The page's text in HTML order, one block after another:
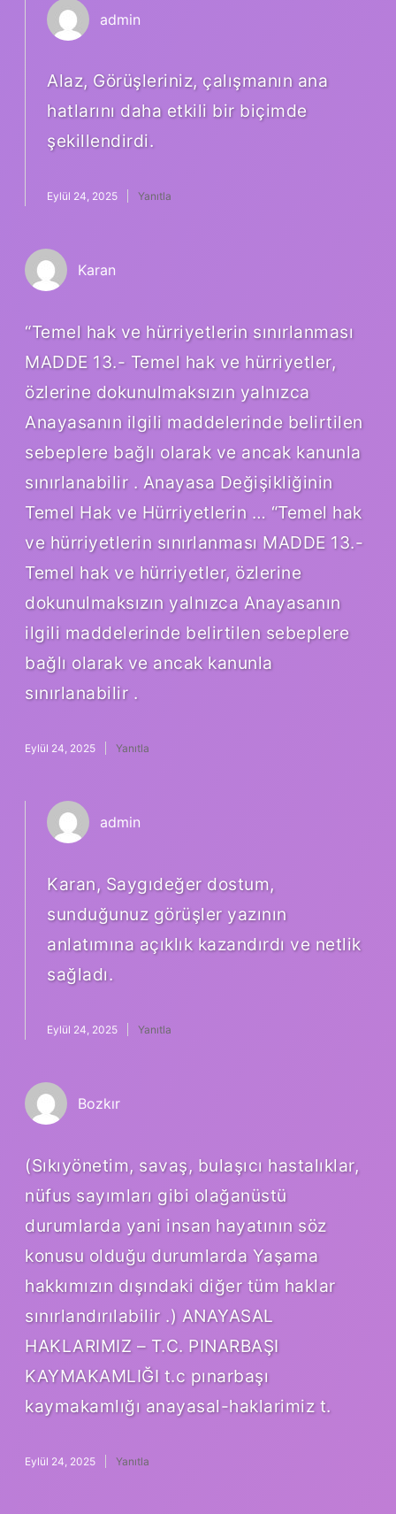
admin
Alaz, Görüşleriniz, çalışmanın ana
hatlarını daha etkili bir biçimde
şekillendirdi.
Eylül 24, 2025 Yanıtla
Karan
“Temel hak ve hürriyetlerin sınırlanması
MADDE 13.- Temel hak ve hürriyetler,
özlerine dokunulmaksızın yalnızca
Anayasanın ilgili maddelerinde belirtilen
sebeplere bağlı olarak ve ancak kanunla
sınırlanabilir . Anayasa Değişikliğinin
Temel Hak ve Hürriyetlerin … “Temel hak
ve hürriyetlerin sınırlanması MADDE 13.-
Temel hak ve hürriyetler, özlerine
dokunulmaksızın yalnızca Anayasanın
ilgili maddelerinde belirtilen sebeplere
bağlı olarak ve ancak kanunla
sınırlanabilir .
Eylül 24, 2025 Yanıtla
admin
Karan, Saygıdeğer dostum,
sunduğunuz görüşler yazının
anlatımına açıklık kazandırdı ve netlik
sağladı.
Eylül 24, 2025 Yanıtla
Bozkır
(Sıkıyönetim, savaş, bulaşıcı hastalıklar,
nüfus sayımları gibi olağanüstü
durumlarda yani insan hayatının söz
konusu olduğu durumlarda Yaşama
hakkımızın dışındaki diğer tüm haklar
sınırlandırılabilir .) ANAYASAL
HAKLARIMIZ – T.C. PINARBAŞI
KAYMAKAMLIĞI t.c pınarbaşı
kaymakamlığı anayasal-haklarimiz t.
Eylül 24, 2025 Yanıtla